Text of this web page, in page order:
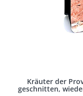
Kräuter der
geschnitten,